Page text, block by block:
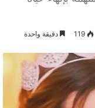
119 دقيقة واحدة